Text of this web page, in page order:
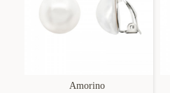
Amorino